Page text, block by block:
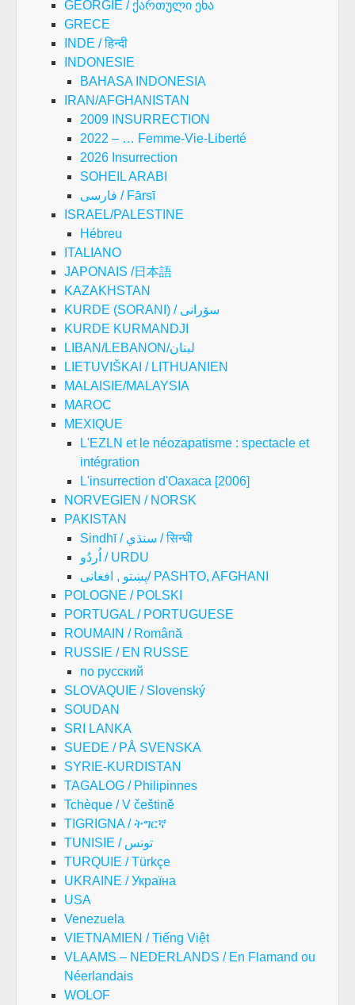
GEORGIE / ქართული ენა
GRECE
INDE / हिन्दी
INDONESIE
BAHASA INDONESIA
IRAN/AFGHANISTAN
2009 INSURRECTION
2022 – … Femme-Vie-Liberté
2026 Insurrection
SOHEIL ARABI
فارسی / Fārsī
ISRAEL/PALESTINE
Hébreu
ITALIANO
JAPONAIS /日本語
KAZAKHSTAN
KURDE (SORANI) / سۆرانی
KURDE KURMANDJI
LIBAN/LEBANON/لبنان
LIETUVIŠKAI / LITHUANIEN
MALAISIE/MALAYSIA
MAROC
MEXIQUE
L'EZLN et le néozapatisme : spectacle et
intégration
L'insurrection d'Oaxaca [2006]
NORVEGIEN / NORSK
PAKISTAN
Sindhī / سنڌي / सिन्धी
اُردُو / URDU
پښتو , افغانی/ PASHTO, AFGHANI
POLOGNE / POLSKI
PORTUGAL / PORTUGUESE
ROUMAIN / Română
RUSSIE / EN RUSSE
по русский
SLOVAQUIE / Slovenský
SOUDAN
SRI LANKA
SUEDE / PÅ SVENSKA
SYRIE-KURDISTAN
TAGALOG / Philipinnes
Tchèque / V češtině
TIGRIGNA / ትግርኛ
TUNISIE / تونس
TURQUIE / Türkçe
UKRAINE / Україна
USA
Venezuela
VIETNAMIEN / Tiếng Việt
VLAAMS – NEDERLANDS / En Flamand ou
Néerlandais
WOLOF